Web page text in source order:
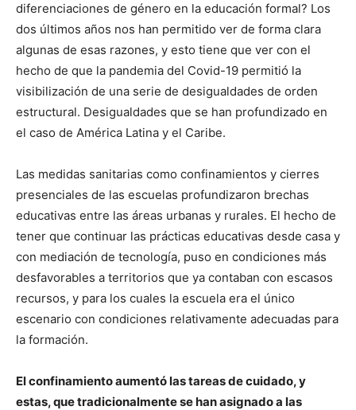
diferenciaciones de género en la educación formal? Los
dos últimos años nos han permitido ver de forma clara
algunas de esas razones, y esto tiene que ver con el
hecho de que la pandemia del Covid-19 permitió la
visibilización de una serie de desigualdades de orden
estructural. Desigualdades que se han profundizado en
el caso de América Latina y el Caribe.
Las medidas sanitarias como confinamientos y cierres
presenciales de las escuelas profundizaron brechas
educativas entre las áreas urbanas y rurales. El hecho de
tener que continuar las prácticas educativas desde casa y
con mediación de tecnología, puso en condiciones más
desfavorables a territorios que ya contaban con escasos
recursos, y para los cuales la escuela era el único
escenario con condiciones relativamente adecuadas para
la formación.
El confinamiento aumentó las tareas de cuidado, y
estas, que tradicionalmente se han asignado a las